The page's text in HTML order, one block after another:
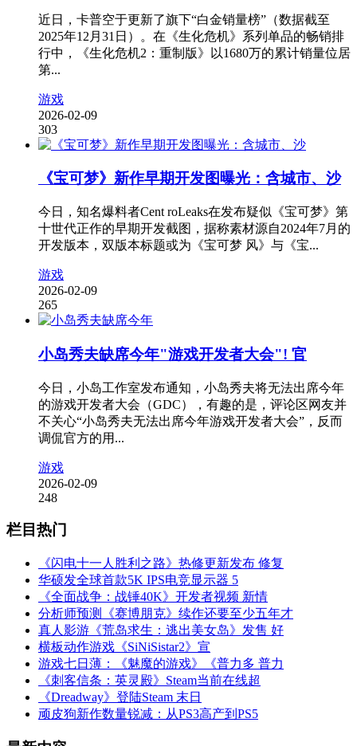
近日，卡普空于更新了旗下“白金销量榜”（数据截至
2025年12月31日）。在《生化危机》系列单品的畅销排
行中，《生化危机2：重制版》以1680万的累计销量位居
第...
游戏
2026-02-09
303
《宝可梦》新作早期开发图曝光：含城市、沙
今日，知名爆料者Cent roLeaks在发布疑似《宝可梦》第
十世代正作的早期开发截图，据称素材源自2024年7月的
开发版本，双版本标题或为《宝可梦 风》与《宝...
游戏
2026-02-09
265
小岛秀夫缺席今年"游戏开发者大会"! 官
今日，小岛工作室发布通知，小岛秀夫将无法出席今年
的游戏开发者大会（GDC），有趣的是，评论区网友并
不关心“小岛秀夫无法出席今年游戏开发者大会”，反而
调侃官方的用...
游戏
2026-02-09
248
栏目热门
《闪电十一人胜利之路》热修更新发布 修复
华硕发全球首款5K IPS电竞显示器 5
《全面战争：战锤40K》开发者视频 新情
分析师预测《赛博朋克》续作还要至少五年才
真人影游《荒岛求生：逃出美女岛》发售 好
横板动作游戏《SiNiSistar2》宣
游戏七日薄：《魅魔的游戏》《普力多 普力
《刺客信条：英灵殿》Steam当前在线超
《Dreadway》登陆Steam 末日
顽皮狗新作数量锐减：从PS3高产到PS5